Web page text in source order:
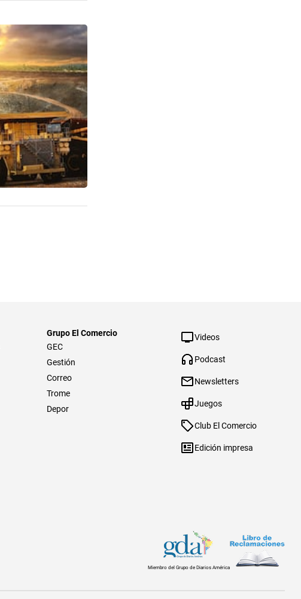
Grupo El Comercio
GEC
Gestión
Correo
Trome
Depor
Videos
Podcast
Newsletters
Juegos
Club El Comercio
Edición impresa
Miembro del Grupo de Diarios América